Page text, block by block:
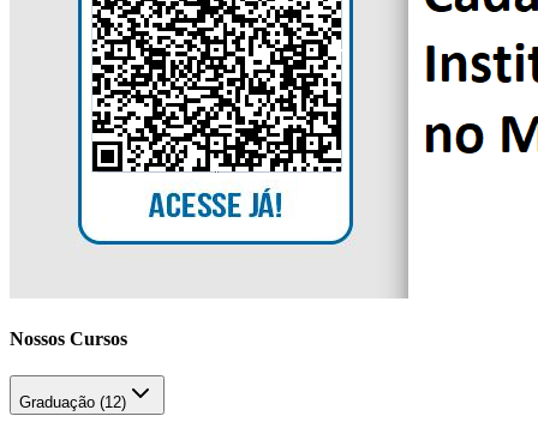
Nossos Cursos
Graduação (12)